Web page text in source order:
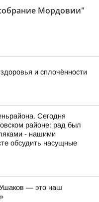
Мордовии"
и сплочённости
Сегодня
районе: рад был
- нашими
обсудить насущные
— это наш